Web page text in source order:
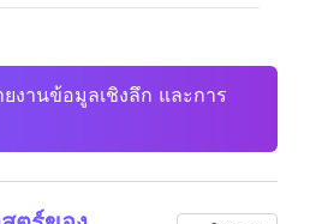
งานข้อมูลเชิงลึก และการ